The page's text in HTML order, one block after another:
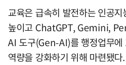
교육은 급속히 발전하는 인공
높이고 ChatGPT, Gemini,
AI 도구(Gen-AI)를 행정업무에
역량을 강화하기 위해 마련됐다.